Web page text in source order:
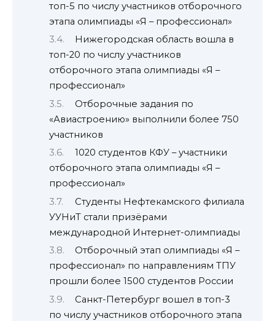
топ-5 по числу участников отборочного
этапа олимпиады «Я – профессионал»
Нижегородская область вошла в
топ-20 по числу участников
отборочного этапа олимпиады «Я –
профессионал»
Отборочные задания по
«Авиастроению» выполнили более 750
участников
1020 студентов КФУ – участники
отборочного этапа олимпиады «Я –
профессионал»
Студенты Нефтекамского филиала
УУНиТ стали призёрами
международной Интернет-олимпиады
Отборочный этап олимпиады «Я –
профессионал» по направлениям ТПУ
прошли более 1500 студентов России
Санкт-Петербург вошел в топ-3
по числу участников отборочного этапа